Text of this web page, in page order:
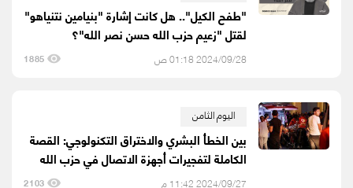
"طفح الكيل".. هل كانت إشارة "بنيامين نتنياهو"
لقتل "زعيم حزب الله حسن نصر الله"؟
2024/09/28 01:18 ص 1885
اليوم الثامن
بين الخطأ البشري والاختراق التكنولوجي: القصة
الكاملة لتفجيرات أجهزة الاتصال في حزب الله
2024/09/27 11:42 م 2103